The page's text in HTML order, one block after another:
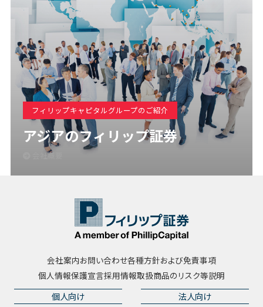
フィリップキャピタルグループのご紹介
アジアのフィリップ証券
会社概要
会社案内お問い合わせ各種方針および免責事項
個人情報保護宣言採用情報取扱商品のリスク等説明
個人向け 法人向け